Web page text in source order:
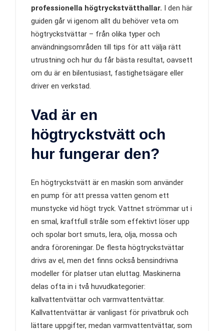
professionella högtryckstvätthallar. I den här
guiden går vi igenom allt du behöver veta om
högtryckstvättar – från olika typer och
användningsområden till tips för att välja rätt
utrustning och hur du får bästa resultat, oavsett
om du är en bilentusiast, fastighetsägare eller
driver en verkstad.
Vad är en
högtryckstvätt och
hur fungerar den?
En högtryckstvätt är en maskin som använder
en pump för att pressa vatten genom ett
munstycke vid högt tryck. Vattnet strömmar ut i
en smal, kraftfull stråle som effektivt löser upp
och spolar bort smuts, lera, olja, mossa och
andra föroreningar. De flesta högtryckstvättar
drivs av el, men det finns också bensindrivna
modeller för platser utan eluttag. Maskinerna
delas ofta in i två huvudkategorier:
kallvattentvättar och varmvattentvättar.
Kallvattentvättar är vanligast för privatbruk och
lättare uppgifter, medan varmvattentvättar, som